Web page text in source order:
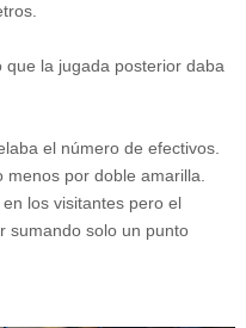
la jugada posterior daba
el número de efectivos.
por doble amarilla.
los visitantes pero el
sumando solo un punto